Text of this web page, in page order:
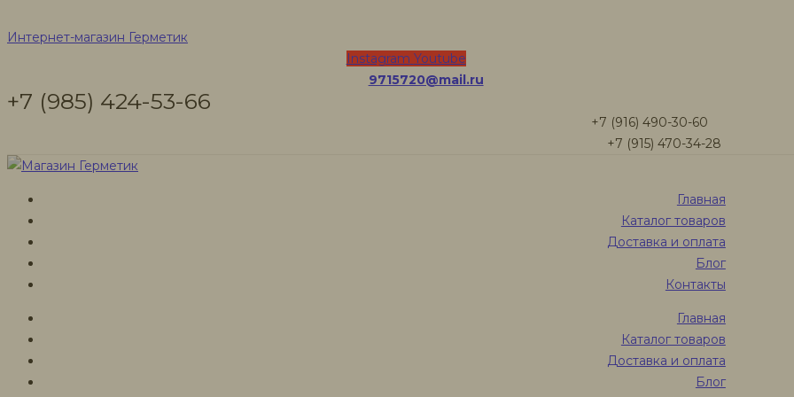
Интернет-магазин Герметик
Instagram Youtube
9715720@mail.ru
+7 (985) 424-53-66
+7 (916) 490-30-60
+7 (915) 470-34-28
Главная
Каталог товаров
Доставка и оплата
Блог
Контакты
Главная
Каталог товаров
Доставка и оплата
Блог
Межвенцовые утеплители бревна и
Интернет-магазин Герметик
Межвенцовые утеплители бревна и
Межвенцовые утеплители бревна и бруса
Межвенцовые утеплители для бруса и бревна – описание,